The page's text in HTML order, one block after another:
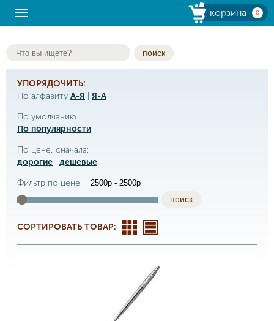
корзина 0
поиск
УПОРЯДОЧИТЬ:
По алфавиту А-Я
Я-А
По умолчанию
По популярности
По цене, сначала:
дорогие
дешевые
Фильтр по цене:
поиск
СОРТИРОВАТЬ ТОВАР: